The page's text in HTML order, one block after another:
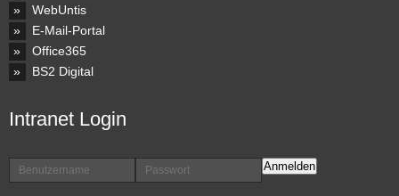
WebUntis
E-Mail-Portal
Office365
BS2 Digital
Intranet Login
Anmelden